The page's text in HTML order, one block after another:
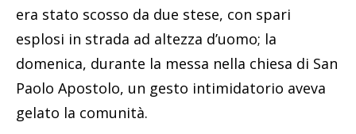
era stato scosso da due stese, con spari
esplosi in strada ad altezza d’uomo; la
domenica, durante la messa nella chiesa di San
Paolo Apostolo, un gesto intimidatorio aveva
gelato la comunità.